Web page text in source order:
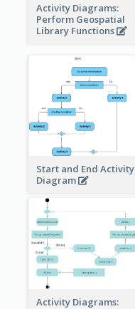
Activity Diagrams:
Perform Geospatial
Library Functions
Start and End Activity
Diagram
Activity Diagrams: